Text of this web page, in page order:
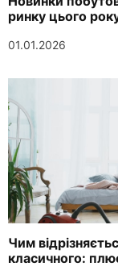
ринку цього
01.01.2026
Чим
класичного: